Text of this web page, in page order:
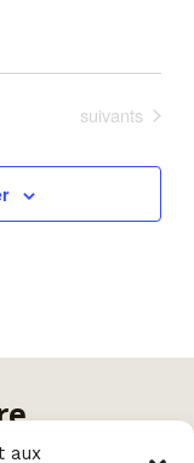
aux
Évènements
suivants